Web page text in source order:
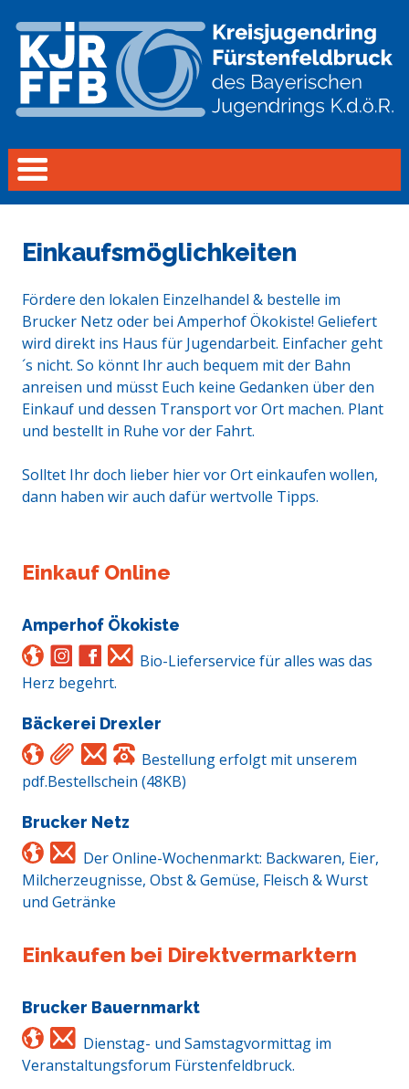
Einkaufsmöglichkeiten
Fördere den lokalen Einzelhandel & bestelle im
Brucker Netz oder bei Amperhof Ökokiste! Geliefert
wird direkt ins Haus für Jugendarbeit. Einfacher geht
´s nicht. So könnt Ihr auch bequem mit der Bahn
anreisen und müsst Euch keine Gedanken über den
Einkauf und dessen Transport vor Ort machen. Plant
und bestellt in Ruhe vor der Fahrt.
Solltet Ihr doch lieber hier vor Ort einkaufen wollen,
dann haben wir auch dafür wertvolle Tipps.
Einkauf Online
Amperhof Ökokiste
Bio-Lieferservice für alles was das
Herz begehrt.
Bäckerei Drexler
Bestellung erfolgt mit unserem
pdf.Bestellschein (48KB)
Brucker Netz
Der Online-Wochenmarkt: Backwaren, Eier,
Milcherzeugnisse, Obst & Gemüse, Fleisch & Wurst
und Getränke
Einkaufen bei Direktvermarktern
Brucker Bauernmarkt
Dienstag- und Samstagvormittag im
Veranstaltungsforum Fürstenfeldbruck.